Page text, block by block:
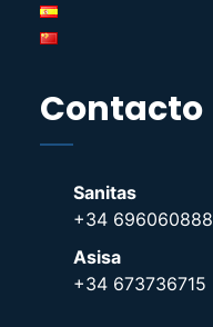
Contacto
Sanitas
+34 696060888
Asisa
+34 673736715